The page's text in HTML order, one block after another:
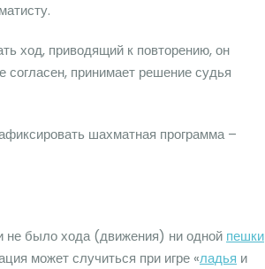
ход, приводящий к повторению, он
согласен, принимает решение судья
шахматная программа –
не было хода (движения) ни одной пешки
может случиться при игре «ладья и